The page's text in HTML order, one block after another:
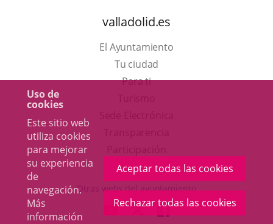
Uso de
cookies
Este sitio web
utiliza cookies
para mejorar
su experiencia
de
navegación.
Más
información
Aceptar todas las cookies
Rechazar todas las cookies
valladolid.es
El Ayuntamiento
Tu ciudad
Para ti
en
una
ventana
nueva.
aplicación
externa.
Otras webs del ayuntamiento
ENLACEENLACEENLACE